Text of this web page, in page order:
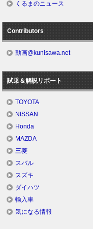
くるまのニュース
Contributors
動画@kunisawa.net
試乗＆解説リポート
TOYOTA
NISSAN
Honda
MAZDA
三菱
スバル
スズキ
ダイハツ
輸入車
気になる情報